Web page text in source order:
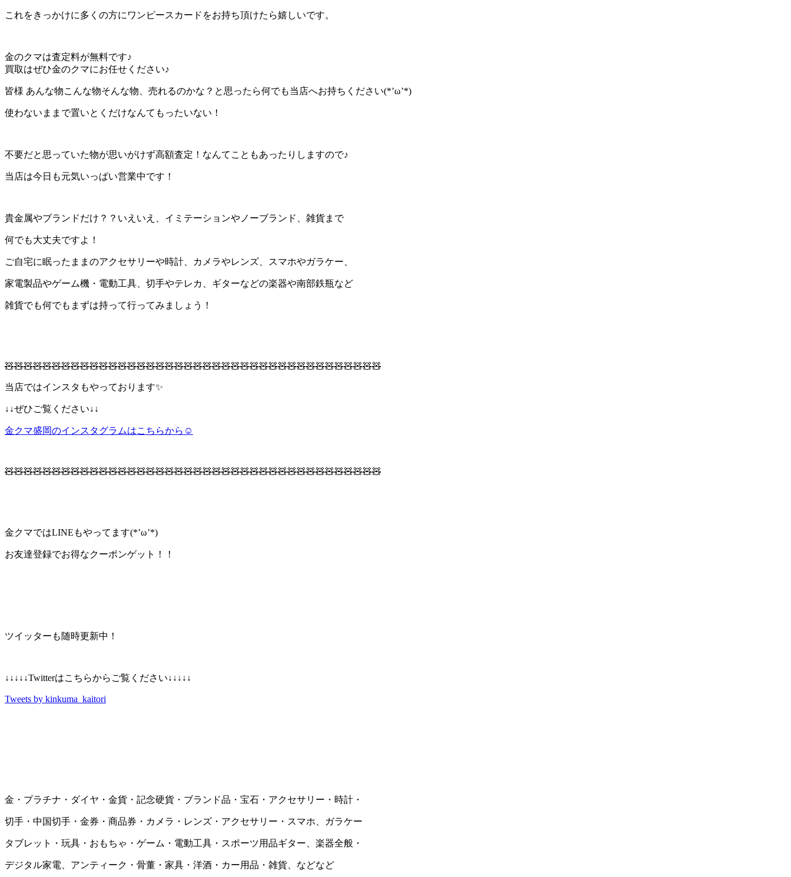
これをきっかけに多くの方にワンピースカードをお持ち頂けたら嬉しいです。
金のクマは査定料が無料です♪
買取はぜひ金のクマにお任せください♪
皆様 あんな物こんな物そんな物、売れるのかな？と思ったら何でも当店へお持ちください(*’ω’*)
使わないままで置いとくだけなんてもったいない！
不要だと思っていた物が思いがけず高額査定！なんてこともあったりしますので♪
当店は今日も元気いっぱい営業中です！
貴金属やブランドだけ？？いえいえ、イミテーションやノーブランド、雑貨まで
何でも大丈夫ですよ！
ご自宅に眠ったままのアクセサリーや時計、カメラやレンズ、スマホやガラケー、
家電製品やゲーム機・電動工具、切手やテレカ、ギターなどの楽器や南部鉄瓶など
雑貨でも何でもまずは持って行ってみましょう！
🧸🧸🧸🧸🧸🧸🧸🧸🧸🧸🧸🧸🧸🧸🧸🧸🧸🧸🧸🧸🧸🧸🧸🧸🧸🧸🧸🧸🧸🧸🧸🧸🧸🧸🧸🧸🧸🧸🧸🧸
当店ではインスタもやっております✨
↓↓ぜひご覧ください↓↓
金クマ盛岡のインスタグラムはこちらから☺
🧸🧸🧸🧸🧸🧸🧸🧸🧸🧸🧸🧸🧸🧸🧸🧸🧸🧸🧸🧸🧸🧸🧸🧸🧸🧸🧸🧸🧸🧸🧸🧸🧸🧸🧸🧸🧸🧸🧸🧸
金クマではLINEもやってます(*’ω’*)
お友達登録でお得なクーポンゲット！！
ツイッターも随時更新中！
↓↓↓↓↓Twitterはこちらからご覧ください↓↓↓↓↓
Tweets by kinkuma_kaitori
金・プラチナ・ダイヤ・金貨・記念硬貨・ブランド品・宝石・アクセサリー・時計・
切手・中国切手・金券・商品券・カメラ・レンズ・アクセサリー・スマホ、ガラケー
タブレット・玩具・おもちゃ・ゲーム・電動工具・スポーツ用品ギター、楽器全般・
デジタル家電、アンティーク・骨董・家具・洋酒・カー用品・雑貨、などなど